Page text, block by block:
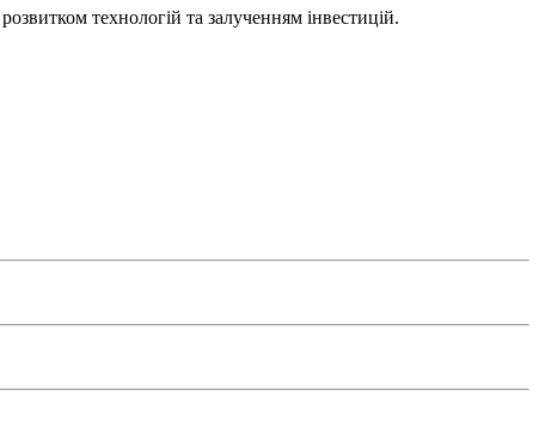
технологій та залученням інвестицій.